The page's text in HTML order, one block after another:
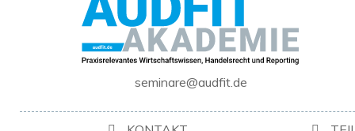
seminare@audfit.de